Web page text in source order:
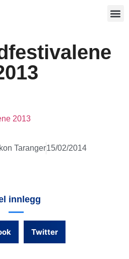
2013
Taranger15/02/2014
innlegg
Twitter